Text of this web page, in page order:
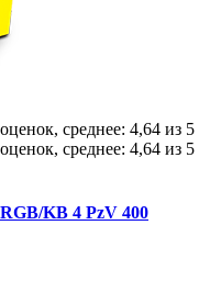
KB 4 PzV 400